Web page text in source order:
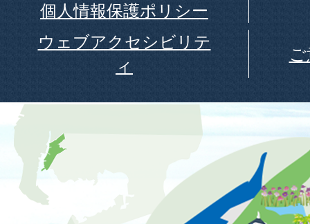
個人情報保護ポリシー
ウェブアクセシビリテ
ィ